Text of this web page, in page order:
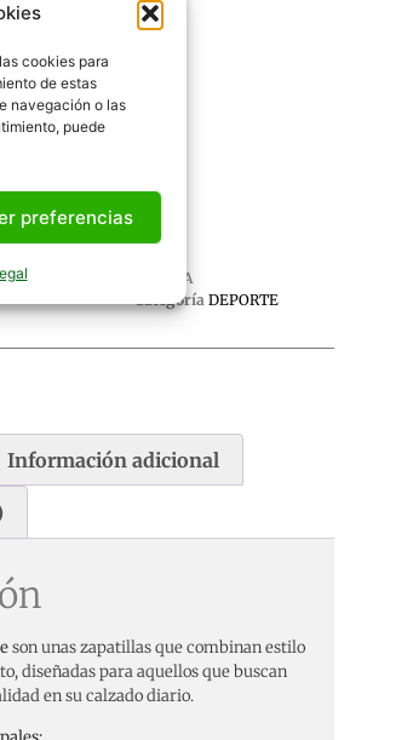
cookies para
de estas
navegación o las
puede
preferencias
N/A
Categoría DEPORTE
Información adicional
son unas zapatillas que combinan estilo
diseñadas para aquellos que buscan
en su calzado diario.